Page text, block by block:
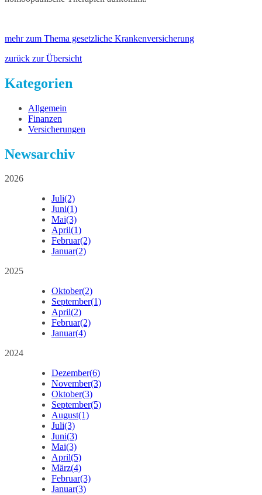
mehr zum Thema gesetzliche Krankenversicherung
zurück zur Übersicht
Kategorien
Allgemein
Finanzen
Versicherungen
Newsarchiv
2026
Juli(2)
Juni(1)
Mai(3)
April(1)
Februar(2)
Januar(2)
2025
Oktober(2)
September(1)
April(2)
Februar(2)
Januar(4)
2024
Dezember(6)
November(3)
Oktober(3)
September(5)
August(1)
Juli(3)
Juni(3)
Mai(3)
April(5)
März(4)
Februar(3)
Januar(3)